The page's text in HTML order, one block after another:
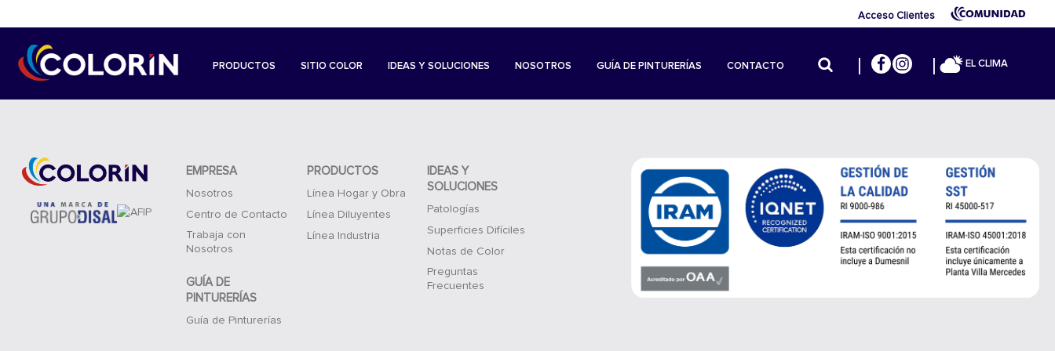
Acceso Clientes
PRODUCTOS SITIO COLOR IDEAS Y SOLUCIONES NOSOTROS GUÍA DE PINTURERÍAS CONTACTO EL CLIMA
EMPRESA
Nosotros
Centro de Contacto
Trabaja con
Nosotros
GUÍA DE
PINTURERÍAS
Guía de Pinturerías
PRODUCTOS
Línea Hogar y Obra
Línea Diluyentes
Línea Industria
IDEAS Y
SOLUCIONES
Patologías
Superficies Difíciles
Notas de Color
Preguntas
Frecuentes